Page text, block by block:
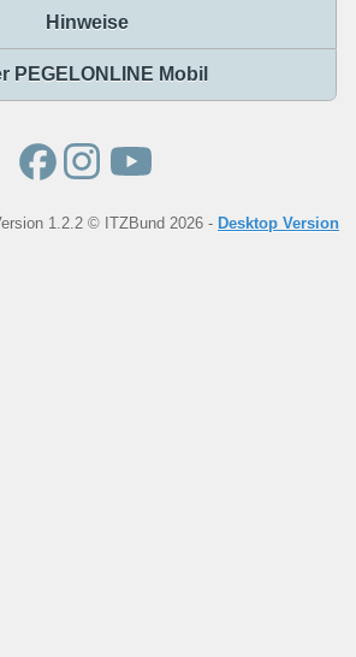
Hinweise
PEGELONLINE Mobil
1.2.2 © ITZBund 2026 - Desktop Version